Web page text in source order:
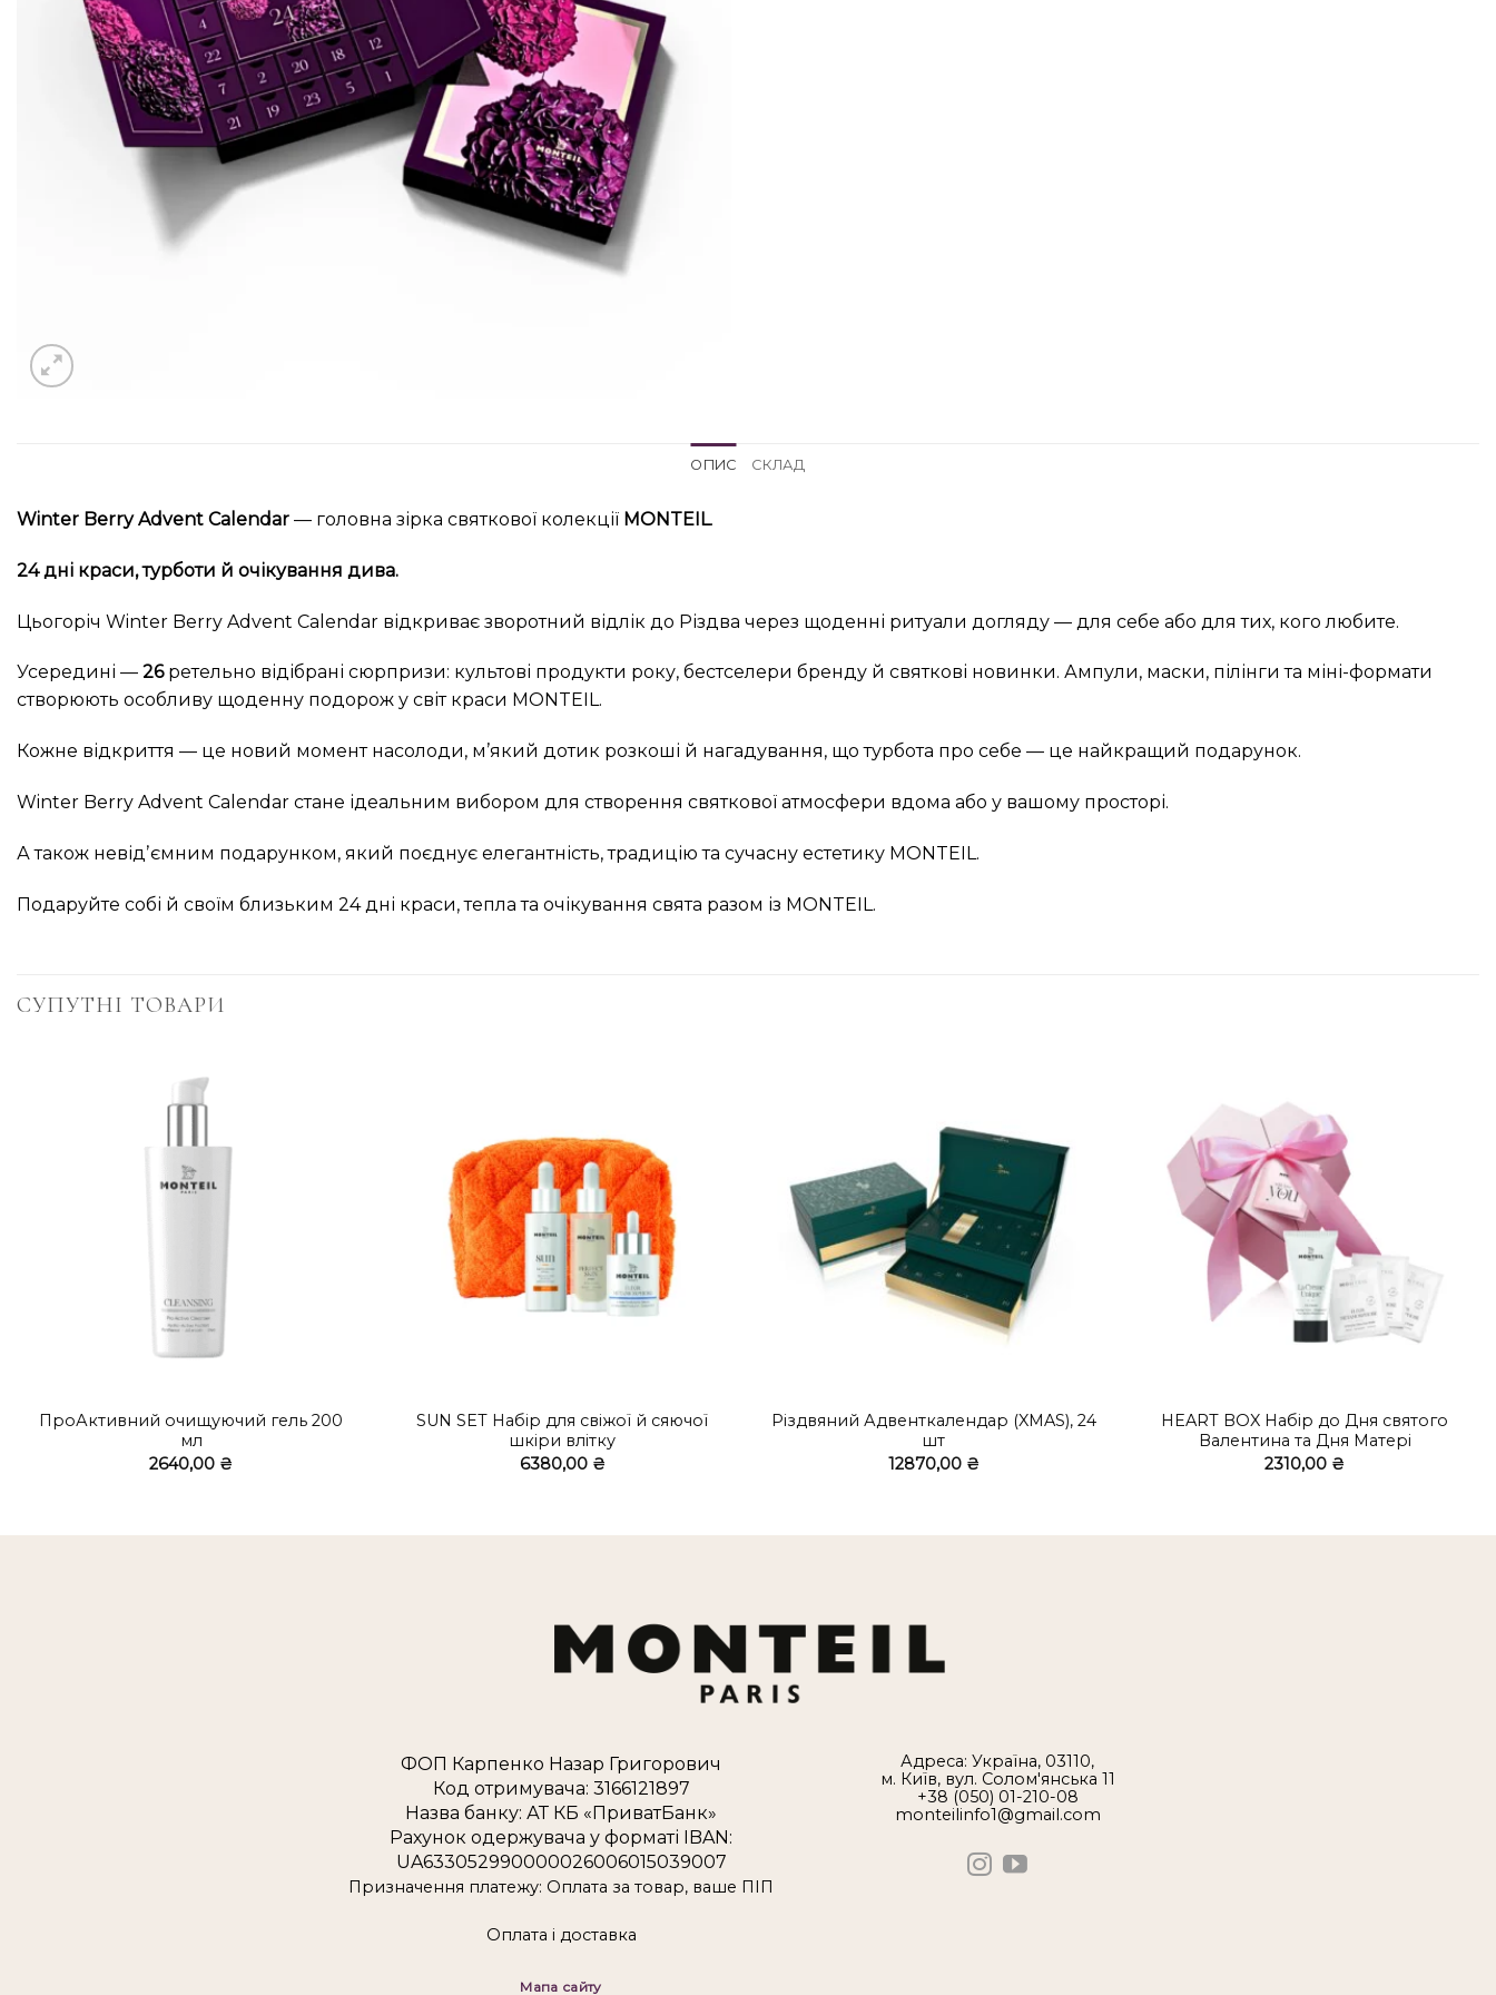
ОПИС СКЛАД
Winter Berry Advent Calendar — головна зірка святкової колекції MONTEIL.
24 дні краси, турботи й очікування дива.
Цьогоріч Winter Berry Advent Calendar відкриває зворотний відлік до Різдва через щоденні ритуали догляду — для себе або для тих, кого любите.
Усередині — 26ретельно відібрані сюрпризи: культові продукти року, бестселери бренду й святкові новинки. Ампули, маски, пілінги та міні-формати
створюють особливу щоденну подорож у світ краси MONTEIL.
Кожне відкриття — це новий момент насолоди, м’який дотик розкоші й нагадування, що турбота про себе — це найкращий подарунок.
Winter Berry Advent Calendar стане ідеальним вибором для створення святкової атмосфери вдома або у вашому просторі.
А також невідʼємним подарунком, який поєднує елегантність, традицію та сучасну естетику MONTEIL.
Подаруйте собі й своїм близьким 24 дні краси, тепла та очікування свята разом із MONTEIL.
СУПУТНІ ТОВАРИ
ПроАктивний очищуючий гель 200
мл
2640,00 ₴
SUN SET Набір для свіжої й сяючої
шкіри влітку
6380,00 ₴
Різдвяний Адвенткалендар (XMAS), 24
шт
12870,00 ₴
HEART BOX Набір до Дня святого
Валентина та Дня Матері
2310,00 ₴
ФОП Карпенко Назар Григорович
Код отримувача: 3166121897
Назва банку: АТ КБ «ПриватБанк»
Рахунок одержувача у форматі IBAN:
UA633052990000026006015039007
Призначення платежу: Оплата за товар, ваше ПІП
Оплата і доставка
Мапа сайту
Адреса: Україна, 03110,
м. Київ, вул. Солом'янська 11
+38 (050) 01-210-08
monteilinfo1@gmail.com